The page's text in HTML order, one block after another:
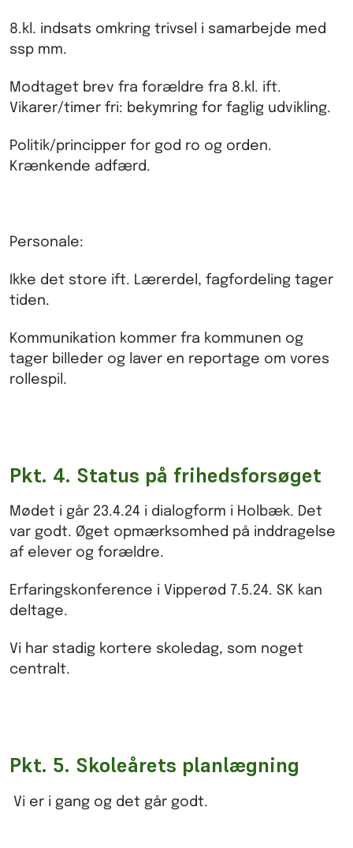
8.kl. indsats omkring trivsel i samarbejde med
ssp mm.
Modtaget brev fra forældre fra 8.kl. ift.
Vikarer/timer fri: bekymring for faglig udvikling.
Politik/principper for god ro og orden.
Krænkende adfærd.
Personale:
Ikke det store ift. Lærerdel, fagfordeling tager
tiden.
Kommunikation kommer fra kommunen og
tager billeder og laver en reportage om vores
rollespil.
Pkt. 4. Status på frihedsforsøget
Mødet i går 23.4.24 i dialogform i Holbæk. Det
var godt. Øget opmærksomhed på inddragelse
af elever og forældre.
Erfaringskonference i Vipperød 7.5.24. SK kan
deltage.
Vi har stadig kortere skoledag, som noget
centralt.
Pkt. 5. Skoleårets planlægning
Vi er i gang og det går godt.